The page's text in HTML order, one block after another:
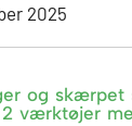
2025
og
værktøjer